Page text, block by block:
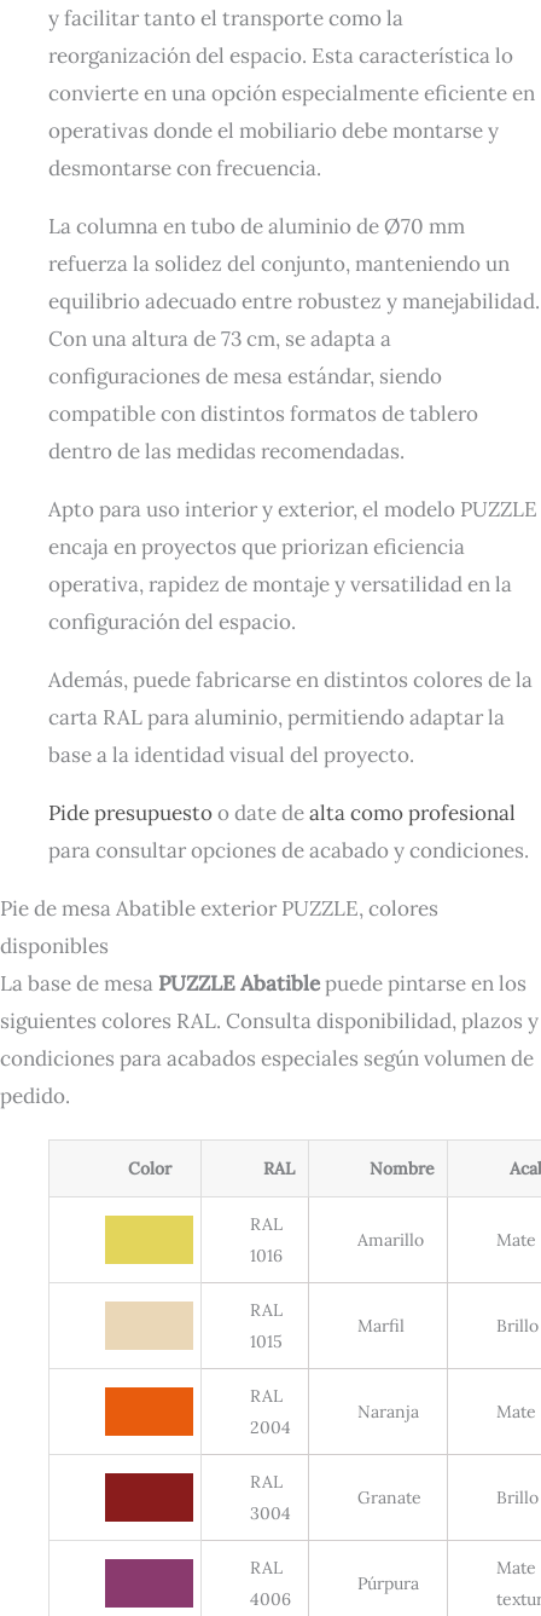
y facilitar tanto el transporte como la
reorganización del espacio. Esta característica lo
convierte en una opción especialmente eficiente en
operativas donde el mobiliario debe montarse y
desmontarse con frecuencia.
La columna en tubo de aluminio de Ø70 mm
refuerza la solidez del conjunto, manteniendo un
equilibrio adecuado entre robustez y manejabilidad.
Con una altura de 73 cm, se adapta a
configuraciones de mesa estándar, siendo
compatible con distintos formatos de tablero
dentro de las medidas recomendadas.
Apto para uso interior y exterior, el modelo PUZZLE
encaja en proyectos que priorizan eficiencia
operativa, rapidez de montaje y versatilidad en la
configuración del espacio.
Además, puede fabricarse en distintos colores de la
carta RAL para aluminio, permitiendo adaptar la
base a la identidad visual del proyecto.
Pide presupuestoo date dealta como profesional
para consultar opciones de acabado y condiciones.
Pie de mesa Abatible exterior PUZZLE, colores
disponibles
La base de mesa PUZZLE Abatiblepuede pintarse en los
siguientes colores RAL. Consulta disponibilidad, plazos y
condiciones para acabados especiales según volumen de
pedido.
Color RAL Nombre
RAL
1016
Amarillo Mate
RAL
1015
Marfil Brillo
RAL
2004
Naranja Mate
RAL
3004
Granate Brillo
RAL
4006
Púrpura
Mate